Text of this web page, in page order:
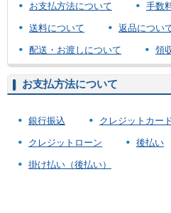
お支払方法について 手数
送料について 返品につい
配送・お渡しについて 領
お支払方法について
銀行振込 クレジットカー
クレジットローン 後払い
掛け払い（後払い）